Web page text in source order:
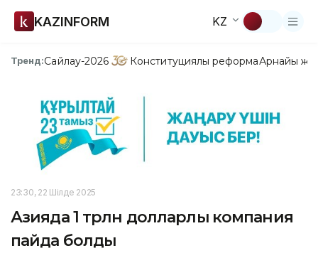
KAZINFORM KZ
Тренд:Сайлау-2026 Конституциялық реформаАрнайы
23:30, 22 Шілде 2025
Азияда 1 трлн долларлық компания
пайда болды